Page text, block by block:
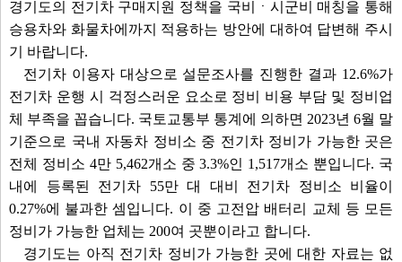
경기도의 전기차 구매지원 정책을 국비ㆍ시군비 매칭을 통해
승용차와 화물차에까지 적용하는 방안에 대하여 답변해 주시
기 바랍니다.
전기차 이용자 대상으로 설문조사를 진행한 결과 12.6%가
전기차 운행 시 걱정스러운 요소로 정비 비용 부담 및 정비업
체 부족을 꼽습니다. 국토교통부 통계에 의하면 2023년 6월 말
기준으로 국내 자동차 정비소 중 전기차 정비가 가능한 곳은
전체 정비소 4만 5,462개소 중 3.3%인 1,517개소 뿐입니다. 국
내에 등록된 전기차 55만 대 대비 전기차 정비소 비율이
0.27%에 불과한 셈입니다. 이 중 고전압 배터리 교체 등 모든
정비가 가능한 업체는 200여 곳뿐이라고 합니다.
경기도는 아직 전기차 정비가 가능한 곳에 대한 자료는 없